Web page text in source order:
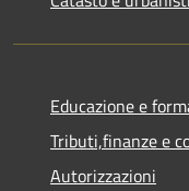
Educazione e
Tributi,finanze e
Autorizzazioni